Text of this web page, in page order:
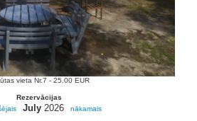
vieta Nr.7 - 25.00 EUR
Rezervācijas
July 2026 nākamais